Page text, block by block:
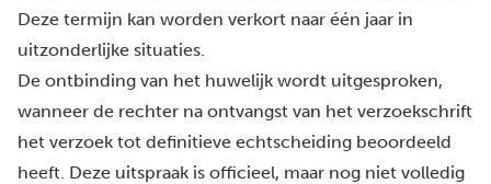
Deze termijn kan worden verkort naar één jaar in
uitzonderlijke situaties.
De ontbinding van het huwelijk wordt uitgesproken,
wanneer de rechter na ontvangst van het verzoekschrift
het verzoek tot definitieve echtscheiding beoordeeld
heeft. Deze uitspraak is officieel, maar nog niet volledig